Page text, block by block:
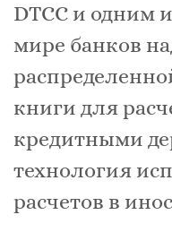
DTCC и одним
мире банков
книги для
кредитными
технология
расчетов в